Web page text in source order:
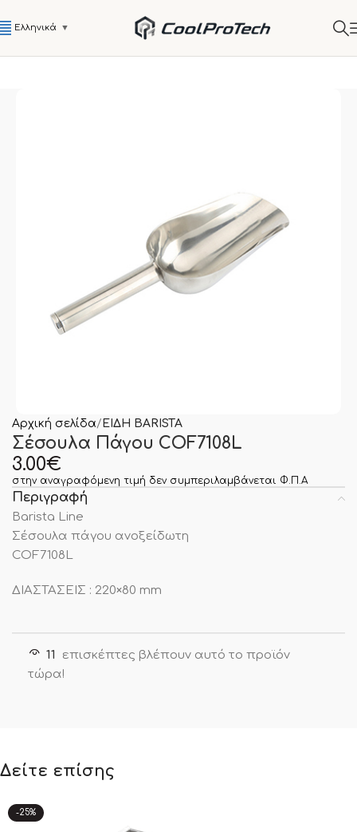
Ελληνικά ▼
Αρχική σελίδα ΕΙΔΗ BARISTA
Σέσουλα Πάγου COF7108L
3.00€
στην αναγραφόμενη τιμή δεν συμπεριλαμβάνεται Φ.Π.Α
Περιγραφή
Barista Line
Σέσουλα πάγου ανοξείδωτη
COF7108L
ΔΙΑΣΤΑΣΕΙΣ : 220×80 mm
11
επισκέπτες βλέπουν αυτό το προϊόν
τώρα!
Δείτε επίσης
-25%